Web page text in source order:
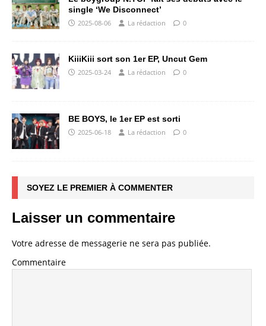
single ‘We Disconnect’
2025-08-06 La rédaction 0
KiiiKiii sort son 1er EP, Uncut Gem
2025-03-24 La rédaction 0
BE BOYS, le 1er EP est sorti
2025-06-18 La rédaction 0
SOYEZ LE PREMIER À COMMENTER
Laisser un commentaire
Votre adresse de messagerie ne sera pas publiée.
Commentaire